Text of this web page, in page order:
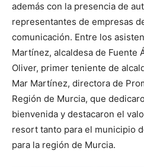
además con la presencia de
representantes de empresas
comunicación. Entre los
Martínez, alcaldesa de Fuente
Oliver, primer teniente de
Mar Martínez, directora de
Región de Murcia, que
bienvenida y destacaron el
resort tanto para el municipio
para la región de Murcia.